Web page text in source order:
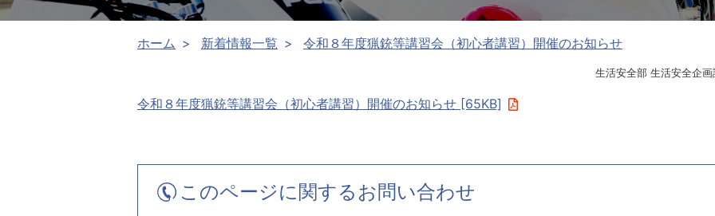
ホーム 新着情報一覧 令和８年度猟銃等講習会（初心者講習）開催のお知らせ
生活安全部 生活安全企画
令和８年度猟銃等講習会（初心者講習）開催のお知らせ [65KB]
このページに関するお問い合わせ